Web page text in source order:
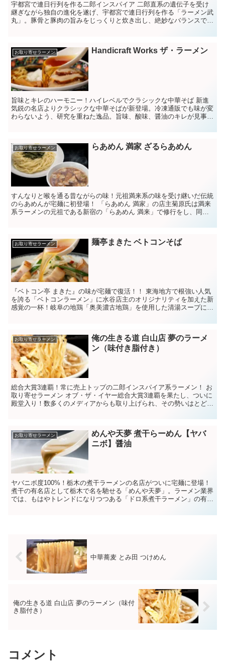
宇都宮で連日行列を作る二郎インスパイア 二郎直系の遺伝子を受け
継ぎながら独自の進化を遂げ、宇都宮で連日行列を作る「ラーメン武
丸」。豚骨と豚肉の旨みをじっくりと炊き出し、絶妙なバランスで仕
お取り寄せラーメン Handicraft Works ザ・ラーメン
旨味とキレのハーモニー！ハイレベルでクラシックな中華そば 新進
気鋭の名店よりクラシックな中華そばが新登場。冷凍通販でも味が変
わらないよう、研究を重ねた逸品。旨味、酸味、醤油のキレが見事な
お取り寄せラーメン らあめん 満家 ざるらあめん
すんなりと喉を通る昔ながらの味！元祖満来系の味を受け継いだ伝統
のらあめんが宅麺に初登場！ 「らあめん 満家」の店主菊原氏は満来
系ラーメンの元祖である新宿の「らあめん 満来」で修行をし、同じ
お取り寄せラーメン 麺亭まきた ベトコンそば
『ベトコン亭 まきた』の味が宅麺で復活！！ 東海地方で根強い人気
を誇る「ベトコンラーメン」に水谷店主のオリジナリティを加えた新
感覚の一杯！岐阜の地鶏「奥美濃古地鶏」を使用した清湯スープに唐
お取り寄せラーメン
俺の生きる道 白山店 夢のラーメ
ン（味付き脂付き）
総合大賞3連覇！常に売上トップの二郎インスパイア系ラーメン！ お
取り寄せラーメン オブ・ザ・イヤー総合大賞3連覇を果たし、ついに
殿堂入り！数多くのメディアからも取り上げられ、その勢いはとどま
お取り寄せラーメン
めんや天夢 煮干らーめん【ヤバ
ニボ】醤油
ヤバニボ度100%！栃木の煮干ラーメンの名店がついに宅麺に登場！
煮干の有名店として栃木で名を馳せる「めんや天夢」。ラーメン業界
では、もはやトレンドになりつつある「ドロ系煮干ラーメン」の有名
中華蕎麦 とみ田 つけめん
俺の生きる道 白山店 夢のラーメン（味付
き脂付き）
コメント